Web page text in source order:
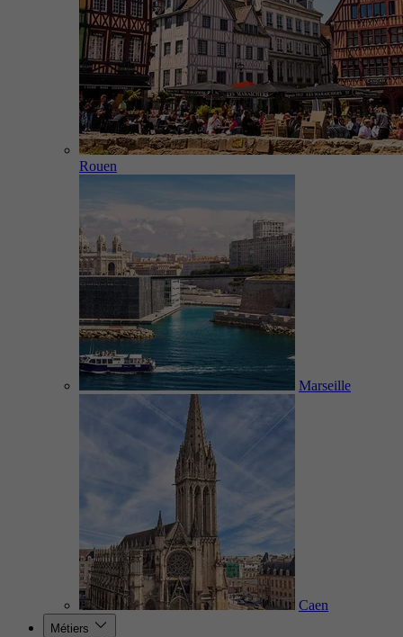
Rouen
Marseille
Caen
Métiers